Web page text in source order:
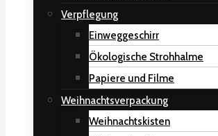
Verpflegung
Einweggeschirr
Ökologische Strohhalme
Papiere und Filme
Weihnachtsverpackung
Weihnachtskisten